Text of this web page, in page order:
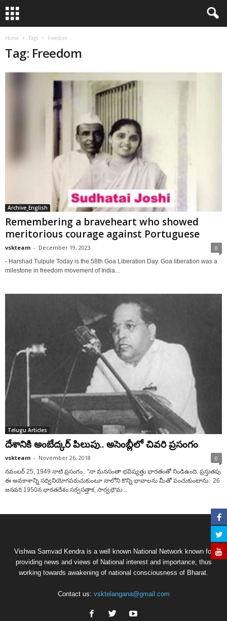
Home Tags Freedom
Tag: Freedom
Archive_English
Remembering a braveheart who showed
meritorious courage against Portuguese
vskteam - December 19, 2023 0
- Harshad Tulpule Today is the 58th Goa Liberation Day. Goa liberation was a
milestone in freedom movement of India...
Telugu Articles
దేశానికి అంబేద్కర్ పిలుపు.. అసెంబ్లీలో చివరి ప్రసంగం
vskteam - November 26, 2018 0
నవంబర్ 25, 1949 నాటి ప్రసంగం.. "నా మనసంతా భవిష్యత్తు భారతంతో నిండిఉంది. ప్రస్తుతపు
ఈ అవకాశాన్ని సద్వినియోగపరుచుకుంటూ నాలోని కొన్ని భావాలను మీతో పంచుకుంటాను. 26
జనవరి 1950న భారతదేశం సర్వసత్తాక, సార్వభౌమ...
Vishwa Samvad Kendra is a well known National Network known for
providing news and views of National interest and importance, thus
working towards awakening of national consciousness of Bharat.
Contact us: vsktelangana@gmail.com